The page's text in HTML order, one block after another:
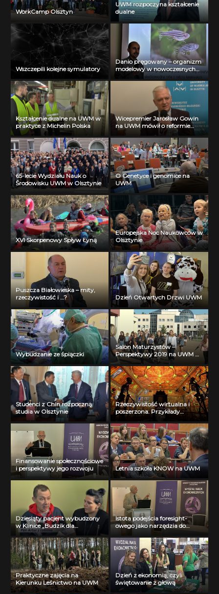
WorkCamp Olsztyn
UWM rozpoczyna kształcenie
dualne
Wszczepili kolejne symulatory
Danio pręgowany – organizm
modelowy w nowoczesnych
badaniach biochemicznych
Kształcenie dualne na UWM w
praktyce z Michelin Polska
Wicepremier Jarosław Gowin
na UWM mówił o reformie
szkolnictwa wyższego
65-lecie Wydziału Nauk o
Środowisku UWM w Olsztynie
O Genetyce i genomice na
UWM
XVI Skorpenowy Spływ Łyną
Europejska Noc Naukowców w
Olsztynie
Puszcza Białowieska – mity,
rzeczywistość i …?
Dzień Otwartych Drzwi UWM
Wybudzanie ze śpiączki
Salon Maturzystów –
Perspektywy 2019 na UWM w
Olsztynie
Studenci z Chin rozpoczną
studia w Olsztynie
Rzeczywistość wirtualna i
poszerzona. Przykłady
zastosowań w medycynie.
Finansowanie społecznościowe
i perspektywy jego rozwoju
Letnia szkoła KNOW na UWM
Dziesiąty pacjent wybudzony
w Klinice „Budzik dla
dorosłych”
Istota podejścia foresight-
owego jako narzędzia do
przewidywania przyszłości
Praktyczne zajęcia na
Kierunku Leśnictwo na UWM
Dzień z ekonomią, czyli
świętowanie z głową